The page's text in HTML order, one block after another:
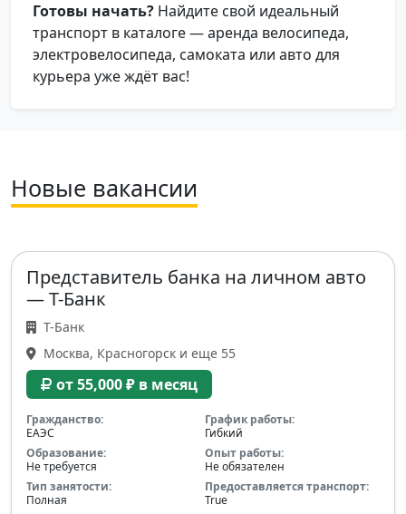
Готовы начать? Найдите свой идеальный
транспорт в каталоге — аренда велосипеда,
электровелосипеда, самоката или авто для
курьера уже ждёт вас!
Новые вакансии
Представитель банка на личном авто
— Т-Банк
Т-Банк
Москва, Красногорск и еще 55
от 55,000 ₽ в месяц
Гражданство:
ЕАЭС
График работы:
Гибкий
Образование:
Не требуется
Опыт работы:
Не обязателен
Тип занятости:
Полная
Предоставляется транспорт:
True